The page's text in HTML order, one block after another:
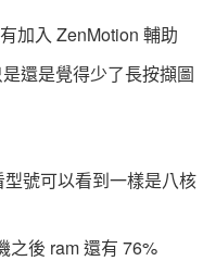
加入 ZenMotion 輔助
還是覺得少了長按擷圖
號可以看到一樣是八核
之後 ram 還有 76%